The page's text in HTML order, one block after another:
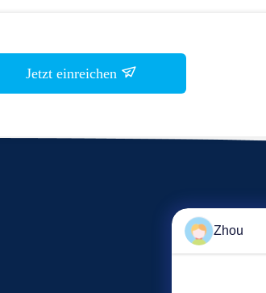
Jetzt einreichen
Zhou